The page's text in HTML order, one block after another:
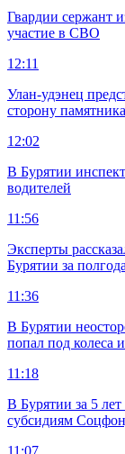
Гвардии сержант
участие в СВО
12:11
Улан-удэнец
сторону
12:02
В Бурятии
водителей
11:56
Эксперты
Бурятии за полгода
11:36
В Бурятии
попал под колеса
11:18
В Бурятии за 5
субсидиям